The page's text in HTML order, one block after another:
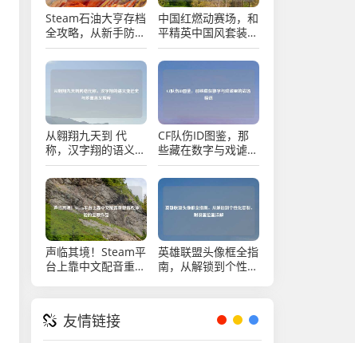
Steam石油大亨存档
全攻略，从新手防翻
车到老饕刷传奇，附
文件修改技巧，稳攥
中国红燃动赛场，和
平精英中国风套装里
的热血信仰与文化回
响
从翱翔九天到 代
称，汉字翔的语义变
迁史与多重含义解析
CF队伤ID图鉴，那
些藏在数字与戏谑里
的战场暗语
声临其境！Steam平
台上靠中文配音重塑
英雄联盟头像框全指
南，从解锁到个性化
友情链接